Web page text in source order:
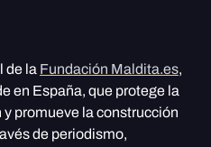
de la Fundación Maldita.es,
en España, que protege la
promueve la construcción
de periodismo,